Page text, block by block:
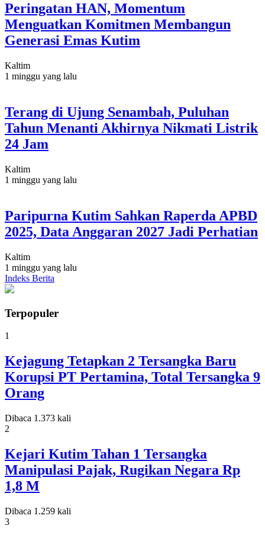
Peringatan HAN, Momentum
Menguatkan Komitmen Membangun
Generasi Emas Kutim
Kaltim
1 minggu yang lalu
Terang di Ujung Senambah, Puluhan
Tahun Menanti Akhirnya Nikmati Listrik
24 Jam
Kaltim
1 minggu yang lalu
Paripurna Kutim Sahkan Raperda APBD
2025, Data Anggaran 2027 Jadi Perhatian
Kaltim
1 minggu yang lalu
Indeks Berita
Terpopuler
1
Kejagung Tetapkan 2 Tersangka Baru
Korupsi PT Pertamina, Total Tersangka 9
Orang
Dibaca 1.373 kali
2
Kejari Kutim Tahan 1 Tersangka
Manipulasi Pajak, Rugikan Negara Rp
1,8 M
Dibaca 1.259 kali
3